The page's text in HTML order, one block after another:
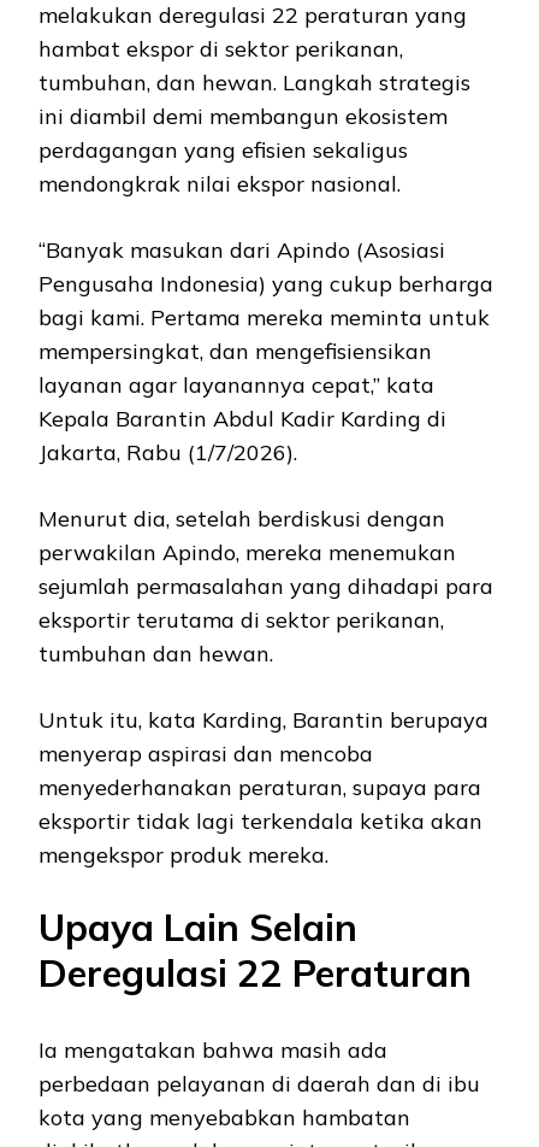
melakukan deregulasi 22 peraturan yang
hambat ekspor di sektor perikanan,
tumbuhan, dan hewan. Langkah strategis
ini diambil demi membangun ekosistem
perdagangan yang efisien sekaligus
mendongkrak nilai ekspor nasional.
“Banyak masukan dari Apindo (Asosiasi
Pengusaha Indonesia) yang cukup berharga
bagi kami. Pertama mereka meminta untuk
mempersingkat, dan mengefisiensikan
layanan agar layanannya cepat,” kata
Kepala Barantin Abdul Kadir Karding di
Jakarta, Rabu (1/7/2026).
Menurut dia, setelah berdiskusi dengan
perwakilan Apindo, mereka menemukan
sejumlah permasalahan yang dihadapi para
eksportir terutama di sektor perikanan,
tumbuhan dan hewan.
Untuk itu, kata Karding, Barantin berupaya
menyerap aspirasi dan mencoba
menyederhanakan peraturan, supaya para
eksportir tidak lagi terkendala ketika akan
mengekspor produk mereka.
Upaya Lain Selain
Deregulasi 22 Peraturan
Ia mengatakan bahwa masih ada
perbedaan pelayanan di daerah dan di ibu
kota yang menyebabkan hambatan